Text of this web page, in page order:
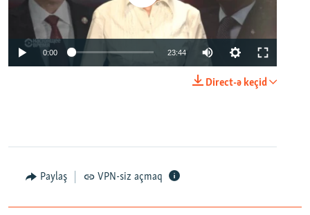
0:00 23:44
Direct-ə keçid
Paylaş VPN-siz açmaq